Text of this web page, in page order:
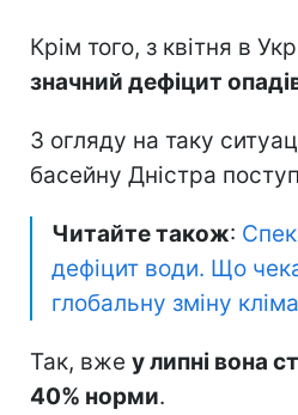
Крім того, з квітня в
значний дефіцит
З огляду на таку
басейну Дністра
Читайте також:
дефіцит води. Що
глобальну зміну
Так, вже у липні вона
40% норми.